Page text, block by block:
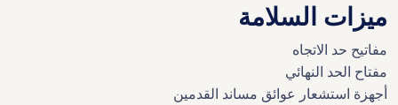
ميزات السلامة
مفاتيح حد الاتجاه
مفتاح الحد النهائي
أجهزة استشعار عوائق مساند القدمين